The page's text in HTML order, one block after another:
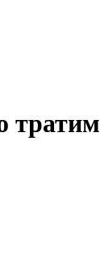
тратим